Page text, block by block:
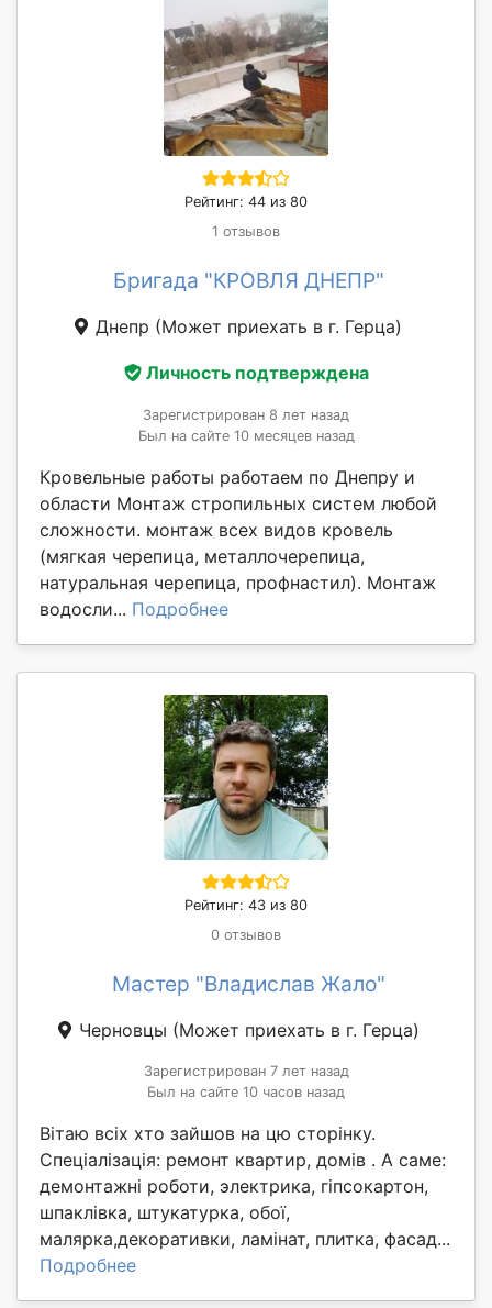
Рейтинг: 44 из 80
1 отзывов
Бригада "КРОВЛЯ ДНЕПР"
Днепр (Может приехать в г. Герца)
Личность подтверждена
Зарегистрирован 8 лет назад
Был на сайте 10 месяцев назад
Кровельные работы работаем по Днепру и
области Монтаж стропильных систем любой
сложности. монтаж всех видов кровель
(мягкая черепица, металлочерепица,
натуральная черепица, профнастил). Монтаж
водосли... Подробнее
Рейтинг: 43 из 80
0 отзывов
Мастер "Владислав Жало"
Черновцы (Может приехать в г. Герца)
Зарегистрирован 7 лет назад
Был на сайте 10 часов назад
Вітаю всіх хто зайшов на цю сторінку.
Спеціалізація: ремонт квартир, домів . А саме:
демонтажні роботи, электрика, гіпсокартон,
шпаклівка, штукатурка, обої,
малярка,декоративки, ламінат, плитка, фасад...
Подробнее